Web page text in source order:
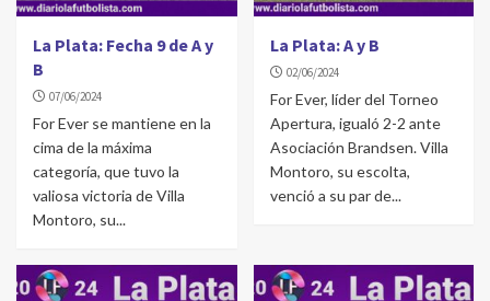
La Plata: Fecha 9 de A y
B
07/06/2024
For Ever se mantiene en la
cima de la máxima
categoría, que tuvo la
valiosa victoria de Villa
Montoro, su...
La Plata: A y B
02/06/2024
For Ever, líder del Torneo
Apertura, igualó 2-2 ante
Asociación Brandsen. Villa
Montoro, su escolta,
venció a su par de...